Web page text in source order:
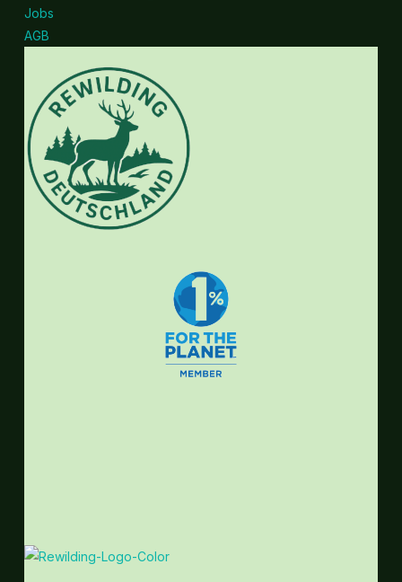
Jobs
AGB